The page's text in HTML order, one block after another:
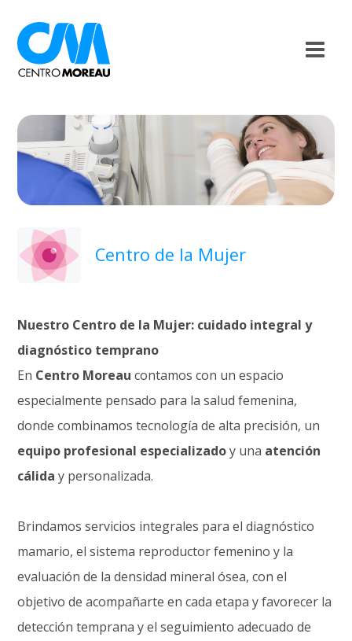
Centro de la Mujer
Nuestro Centro de la Mujer: cuidado integral y
diagnóstico temprano
En Centro Moreau contamos con un espacio
especialmente pensado para la salud femenina,
donde combinamos tecnología de alta precisión, un
equipo profesional especializadoy una atención
cálida y personalizada.
Brindamos servicios integrales para el diagnóstico
mamario, el sistema reproductor femenino y la
evaluación de la densidad mineral ósea, con el
objetivo de acompañarte en cada etapa y favorecer la
detección temprana y el seguimiento adecuado de